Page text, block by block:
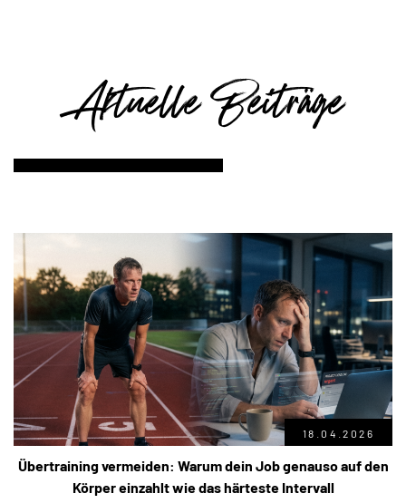
Aktuelle Beiträge
18.04.2026
Übertraining vermeiden: Warum dein Job genauso auf den
Körper einzahlt wie das härteste Intervall